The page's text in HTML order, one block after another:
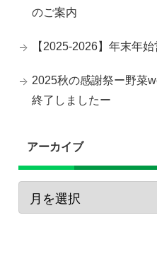
のご案内
【2025-2026】年末年
2025秋の感謝祭ー野菜
終了しましたー
アーカイブ